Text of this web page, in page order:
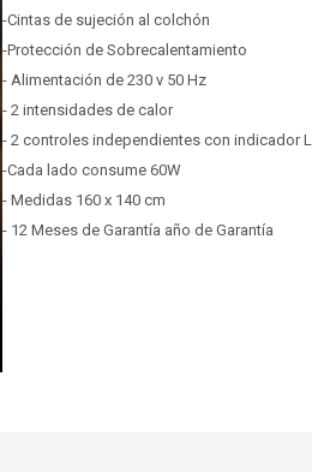
-Cintas de sujeción al colchón
-Protección de Sobrecalentamiento
- Alimentación de 230 v 50 Hz
- 2 intensidades de calor
- 2 controles independientes con indicador
-Cada lado consume 60W
- Medidas 160 x 140 cm
- 12 Meses de Garantía año de Garantía